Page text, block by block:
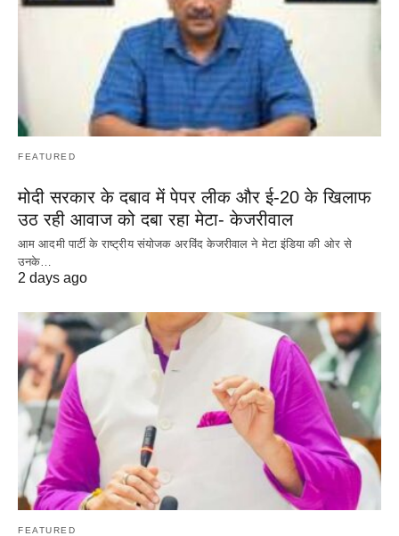
FEATURED
मोदी सरकार के दबाव में पेपर लीक और ई-20 के खिलाफ
उठ रही आवाज को दबा रहा मेटा- केजरीवाल
आम आदमी पार्टी के राष्ट्रीय संयोजक अरविंद केजरीवाल ने मेटा इंडिया की ओर से
उनके…
2 days ago
FEATURED